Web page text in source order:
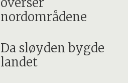
nordområdene
Da sløyden bygde
landet